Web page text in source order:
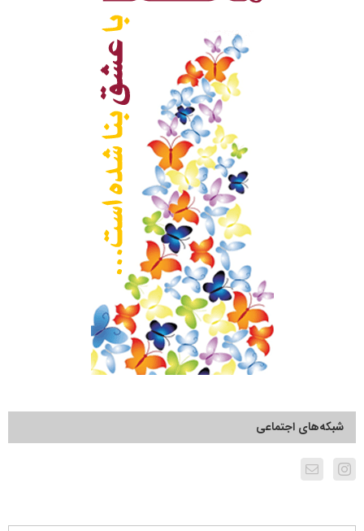
شبکه‌های اجتماعی